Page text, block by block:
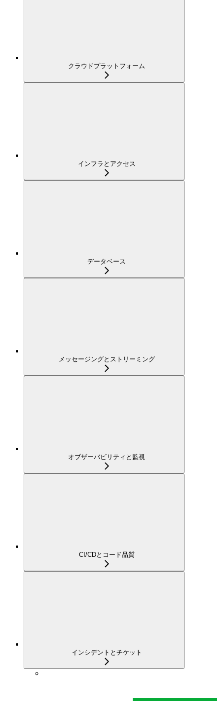
クラウドプラットフォーム
インフラとアクセス
データベース
メッセージングとストリーミング
オブザーバビリティと監視
CI/CDとコード品質
インシデントとチケット